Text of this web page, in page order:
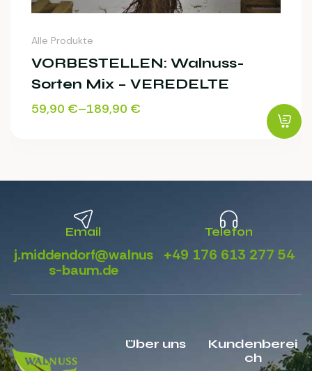
Alle Produkte
VORBESTELLEN: Walnuss-
Sorten Mix – VEREDELTE
59,90 €–189,90 €
Email
j.middendorf@walnus
s-baum.de
Telefon
+49 176 613 277 54
Über uns
Kundenberei
ch